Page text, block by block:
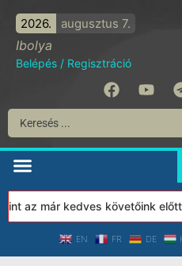
2026. augusztus 7.
Ibolya
Belépés / Regisztráció
már kedves követőink előtt
EN FR DE